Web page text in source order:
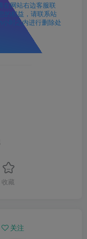
在网站右边客服联
的权益，请联系站
小时之内进行删除处
收藏
关注